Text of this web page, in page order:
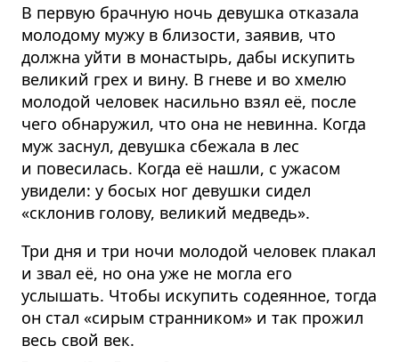
В первую брачную ночь девушка отказала
молодому мужу в близости, заявив, что
должна уйти в монастырь, дабы искупить
великий грех и вину. В гневе и во хмелю
молодой человек насильно взял её, после
чего обнаружил, что она не невинна. Когда
муж заснул, девушка сбежала в лес
и повесилась. Когда её нашли, с ужасом
увидели: у босых ног девушки сидел
«склонив голову, великий медведь».
Три дня и три ночи молодой человек плакал
и звал её, но она уже не могла его
услышать. Чтобы искупить содеянное, тогда
он стал «сирым странником» и так прожил
весь свой век.